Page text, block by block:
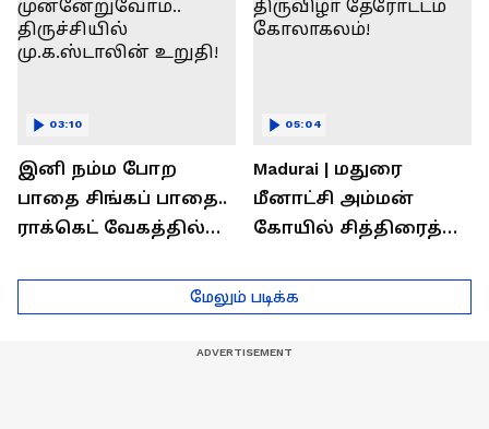
இனி நம்ம போற
பாதை சிங்கப் பாதை..
ராக்கெட் வேகத்தில்
திருச்சியில்
மு.க.ஸ்டாலின் உறுதி!
03:10
Madurai | மதுரை
மீனாட்சி அம்மன்
கோயில் சித்திரைத்
கோலாகலம்!
05:04
மேலும் படிக்க